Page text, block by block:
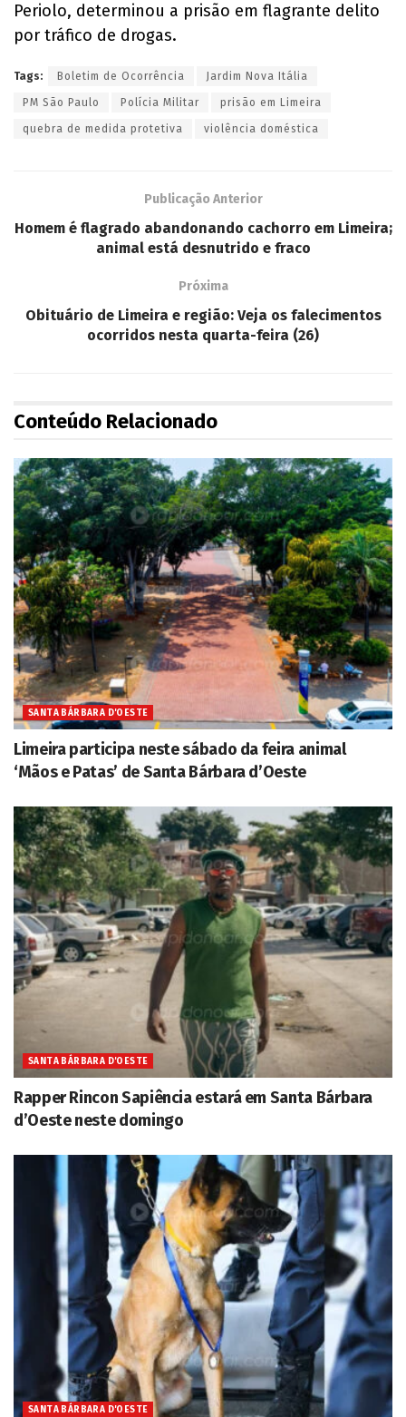
Periolo, determinou a prisão em flagrante delito
por tráfico de drogas.
Tags: Boletim de Ocorrência Jardim Nova Itália
PM São Paulo Polícia Militar prisão em Limeira
quebra de medida protetiva violência doméstica
Publicação Anterior
Homem é flagrado abandonando cachorro em Limeira;
animal está desnutrido e fraco
Próxima
Obituário de Limeira e região: Veja os falecimentos
ocorridos nesta quarta-feira (26)
Conteúdo Relacionado
SANTA BÁRBARA D'OESTE
Limeira participa neste sábado da feira animal
‘Mãos e Patas’ de Santa Bárbara d’Oeste
SANTA BÁRBARA D'OESTE
Rapper Rincon Sapiência estará em Santa Bárbara
d’Oeste neste domingo
SANTA BÁRBARA D'OESTE